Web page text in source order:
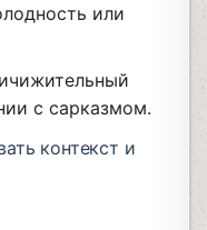
или
с сарказмом.
контекст и